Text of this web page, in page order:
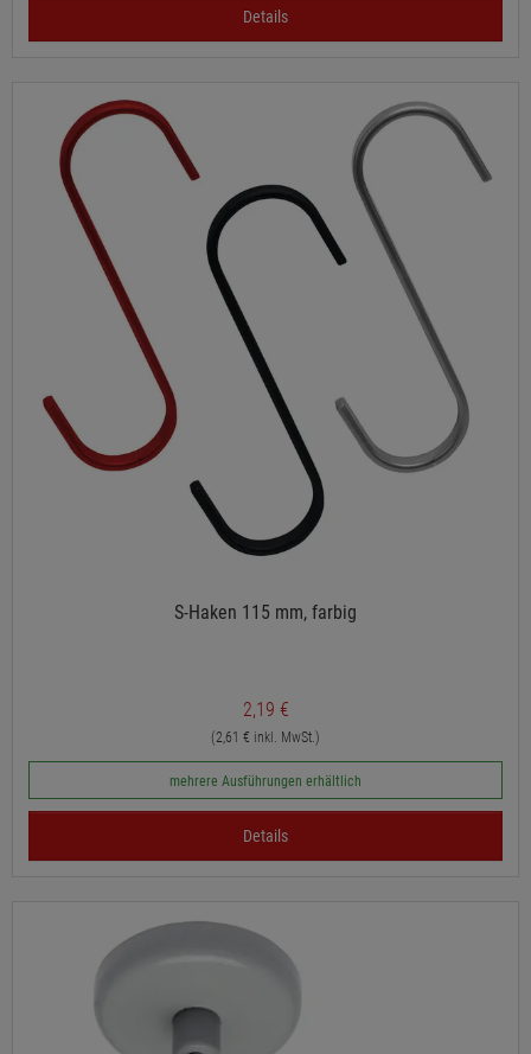
Details
S-Haken 115 mm, farbig
2,19 €
(2,61 € inkl. MwSt.)
mehrere Ausführungen erhältlich
Details